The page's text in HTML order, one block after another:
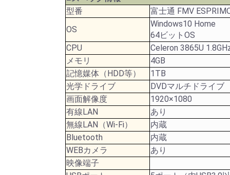
型番
富士通 FMV
OS
Windows10 Home
64ビットOS
CPU
Celeron 3865U
メモリ
4GB
記憶媒体（HDD等）
1TB
光学ドライブ
DVDマルチドライブ
画面解像度
1920×1080
有線LAN
あり
無線LAN（Wi-Fi）
内蔵
Bluetooth
内蔵
WEBカメラ
あり
映像端子